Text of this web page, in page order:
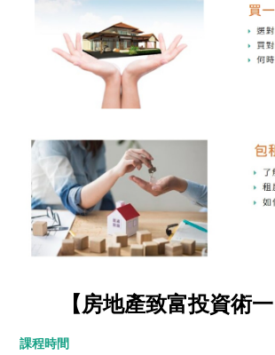
【房地產致富投資術一
課程時間